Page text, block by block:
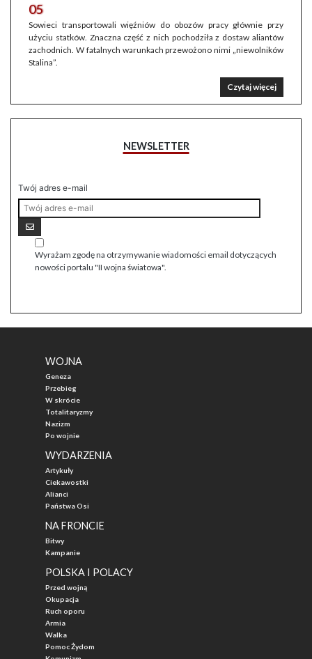
05
Sowieci transportowali więźniów do obozów pracy głównie przy
użyciu statków. Znaczna część z nich pochodziła z dostaw aliantów
zachodnich. W fatalnych warunkach przewożono nimi „niewolników
Stalina”.
Czytaj więcej
NEWSLETTER
Twój adres e-mail
Wyrażam zgodę na otrzymywanie wiadomości email dotyczących
nowości portalu "II wojna światowa".
WOJNA
Geneza
Przebieg
W skrócie
Totalitaryzmy
Nazizm
Po wojnie
WYDARZENIA
Artykuły
Ciekawostki
Alianci
Państwa Osi
NA FRONCIE
Bitwy
Kampanie
POLSKA I POLACY
Przed wojną
Okupacja
Ruch oporu
Armia
Walka
Pomoc Żydom